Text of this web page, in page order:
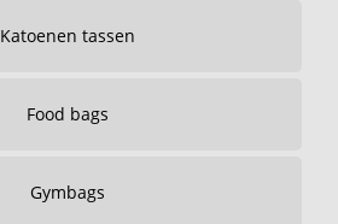
Katoenen tassen
Food bags
Gymbags